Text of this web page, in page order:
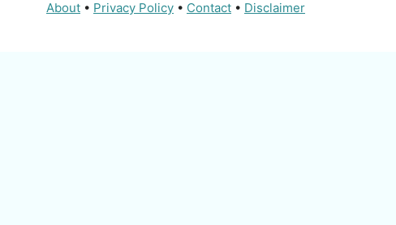
About • Privacy Policy • Contact • Disclaimer